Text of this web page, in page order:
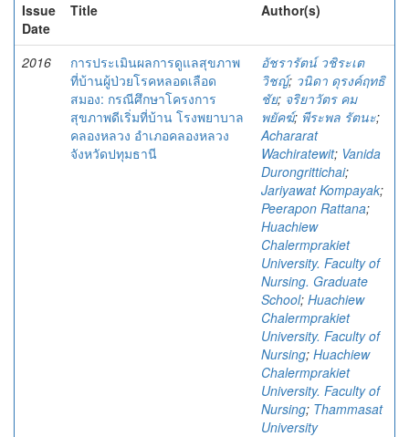
Issue
Date
Title Author(s)
2016
การประเมินผลการดูแลสุขภาพ
ที่บ้านผู้ป่วยโรคหลอดเลือด
สมอง: กรณีศึกษาโครงการ
สุขภาพดีเริ่มที่บ้าน โรงพยาบาล
คลองหลวง อำเภอคลองหลวง
จังหวัดปทุมธานี
อัชรารัตน์ วชิระเต
วิชญ์; วนิดา ดุรงค์ฤทธิ
ชัย; จริยาวัตร คม
พยัคฆ์; พีระพล รัตนะ;
Achararat
Wachiratewit; Vanida
Durongrittichai;
Jariyawat Kompayak;
Peerapon Rattana;
Huachiew
Chalermprakiet
University. Faculty of
Nursing. Graduate
School; Huachiew
Chalermprakiet
University. Faculty of
Nursing; Huachiew
Chalermprakiet
University. Faculty of
Nursing; Thammasat
University